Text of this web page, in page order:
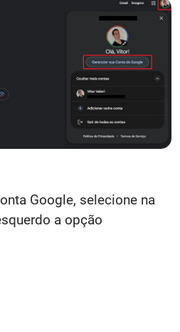
Google, selecione na
a opção